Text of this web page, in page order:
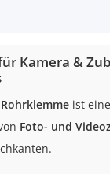
Kamera &
ist
Foto- und